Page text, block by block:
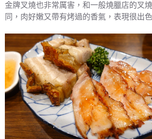
金牌叉燒也非常厲害，和一般燒臘店的叉
同，肉好嫩又帶有烤過的香氣，表現很出色